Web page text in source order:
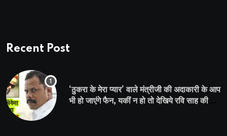
Recent Post
‘ठुकरा के मेरा प्यार’ वाले मंत्रीजी की अदाकारी के आप
भी हो जाएंगे फैन, यकीं न हो तो देखिये रवि साह की